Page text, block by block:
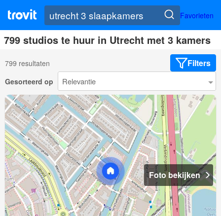
Favorieten
799 studios te huur in Utrecht met 3 kamers
799 resultaten Filters
Gesorteerd op
Foto bekijken